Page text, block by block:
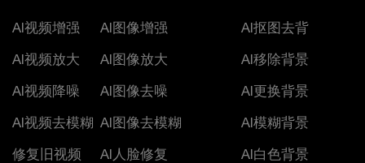
AI视频增强
AI视频放大
AI视频降噪
AI视频去模糊
修复旧视频
AI图像增强
AI图像放大
AI图像去噪
AI图像去模糊
AI人脸修复
AI抠图去背
AI移除背景
AI更换背景
AI模糊背景
AI白色背景